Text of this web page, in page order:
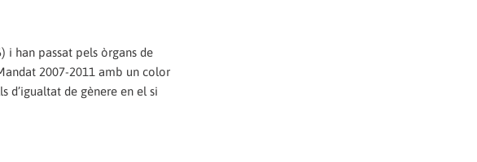
i han passat pels òrgans de
2007-2011 amb un color
d’igualtat de gènere en el si